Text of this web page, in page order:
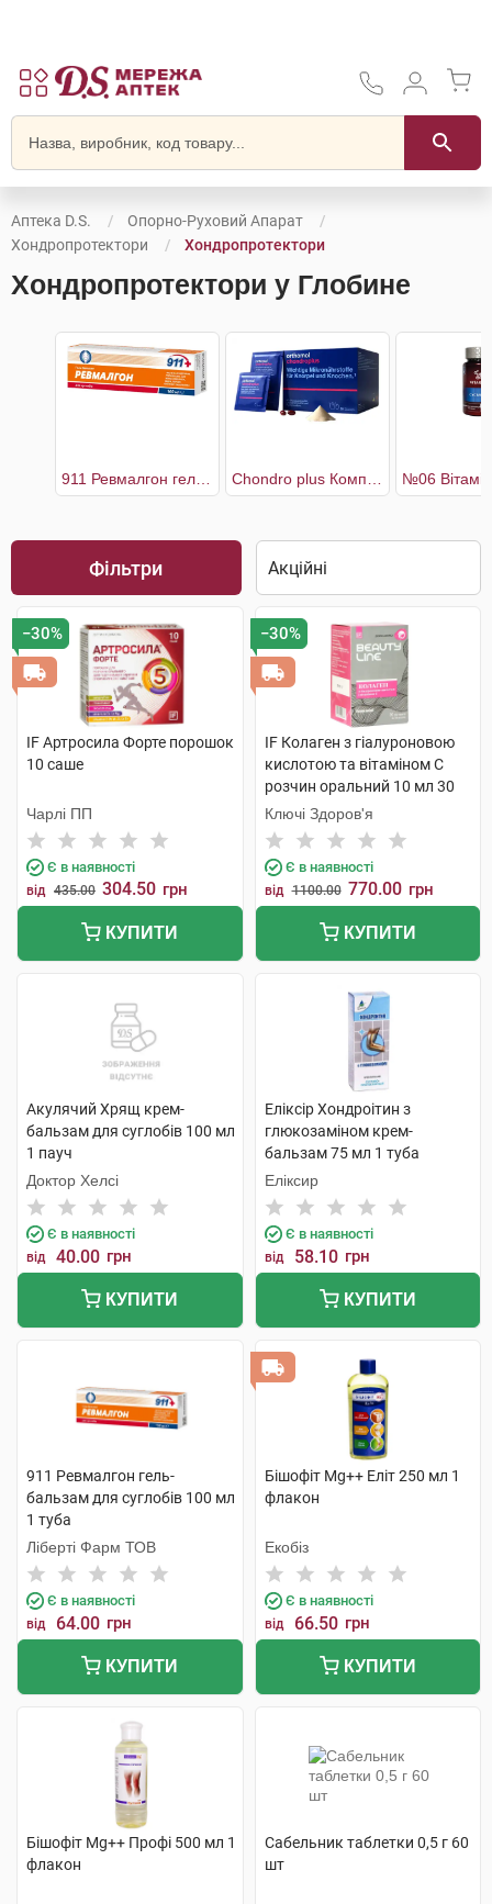
Аптека D.S.
Опорно-Руховий Апарат
Хондропротектори
Хондропротектори
Хондропротектори у Глобине
Фільтри
−30%
IF Артросила Форте порошок
10 саше
Чарлі ПП
Є в наявності
від 435.00 304.50 грн
КУПИТИ
−30%
IF Колаген з гіалуроновою
кислотою та вітаміном C
розчин оральний 10 мл 30
стіків
Ключі Здоров'я
Є в наявності
від 1100.00 770.00 грн
КУПИТИ
Акулячий Хрящ крем-
бальзам для суглобів 100 мл
1 пауч
Доктор Хелсі
Є в наявності
від 40.00 грн
КУПИТИ
Еліксір Хондроітин з
глюкозаміном крем-
бальзам 75 мл 1 туба
Еліксир
Є в наявності
від 58.10 грн
КУПИТИ
911 Ревмалгон гель-
бальзам для суглобів 100 мл
1 туба
Ліберті Фарм ТОВ
Є в наявності
від 64.00 грн
КУПИТИ
Бішофіт Mg++ Еліт 250 мл 1
флакон
Екобіз
Є в наявності
від 66.50 грн
КУПИТИ
Бішофіт Mg++ Профі 500 мл 1
флакон
Сабельник таблетки 0,5 г 60
шт